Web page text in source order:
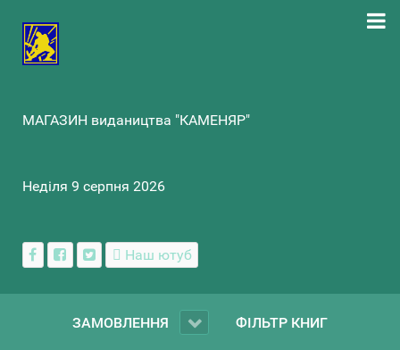
МАГАЗИН видаництва "КАМЕНЯР"
Неділя 9 серпня 2026
Наш ютуб
ЗАМОВЛЕННЯ ФІЛЬТР КНИГ